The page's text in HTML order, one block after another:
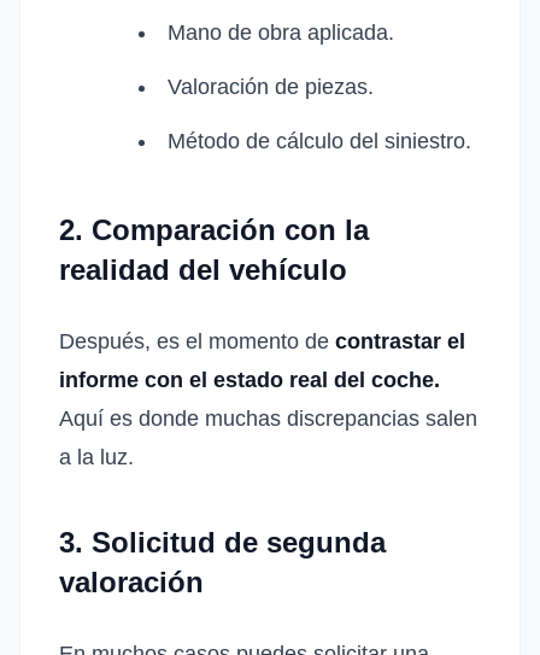
Mano de obra aplicada.
Valoración de piezas.
Método de cálculo del siniestro.
2. Comparación con la
realidad del vehículo
Después, es el momento de contrastar el
informe con el estado real del coche.
Aquí es donde muchas discrepancias salen
a la luz.
3. Solicitud de segunda
valoración